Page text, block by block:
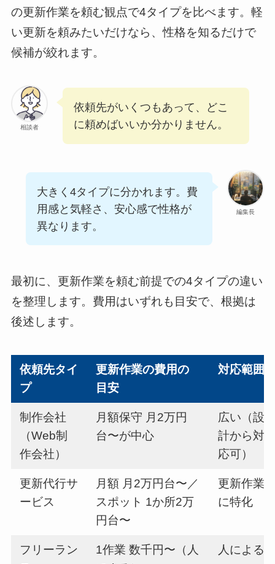
の更新作業を頼む観点で4タイプを比べます。軽
い更新を頼みたいだけなら、性格を知るだけで
候補が絞れます。
相談者
依頼先がいくつもあって、どこ
に頼めばいいか分かりません。
編集長
大きく4タイプに分かれます。費
用感と気軽さ、安心感で性格が
異なります。
最初に、更新作業を頼む前提での4タイプの違い
を整理します。費用はいずれも目安で、根拠は
後述します。
依頼先タイ
プ
更新作業の費用の
目安
対応範囲
制作会社
（Web制
作会社）
月額保守 月2万円
台〜が中心
広い（設
計から対
応可）
更新代行サ
ービス
月額 月2万円台〜／
スポット 1か所2万
円台〜
更新作業
に特化
フリーラン
1作業 数千円〜（人
人による